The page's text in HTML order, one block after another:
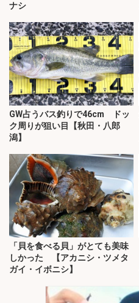
ナシ
GW占うバス釣りで46cm ドッ
ク周りが狙い目【秋田・八郎
潟】
「貝を食べる貝」がとても美味
しかった 【アカニシ・ツメタ
ガイ・イボニシ】